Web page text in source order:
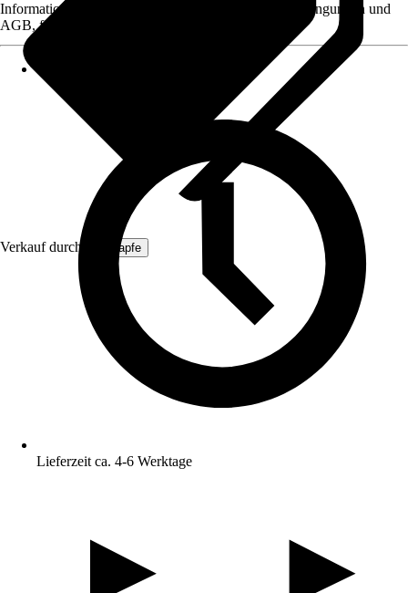
Verkauf durch: ich-zapfe
Informationen des Verkäufers, wie z. B. Rückgabebedingungen und
AGB, finden Sie bei Klick auf den Verkäufernamen.
Lieferzeit ca. 4-6 Werktage